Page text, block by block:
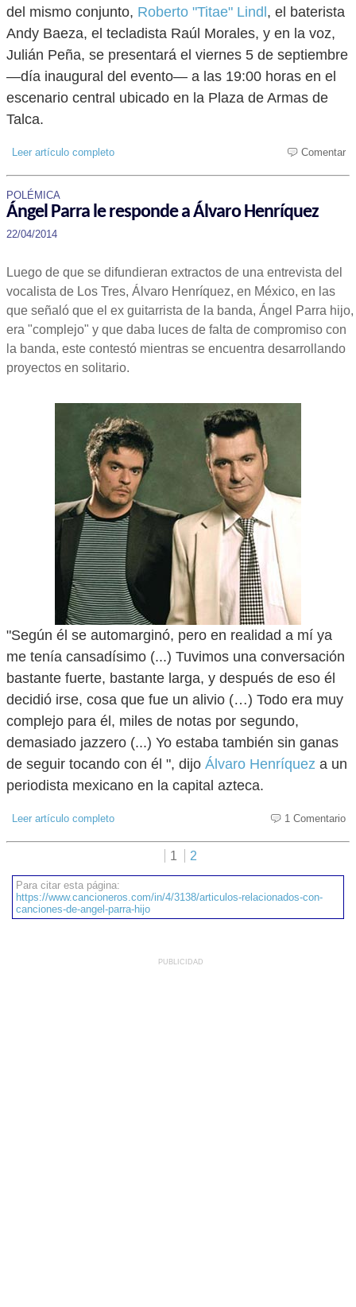
del mismo conjunto, Roberto "Titae" Lindl , el baterista
Andy Baeza, el tecladista Raúl Morales, y en la voz,
Julián Peña, se presentará el viernes 5 de septiembre
—día inaugural del evento— a las 19:00 horas en el
escenario central ubicado en la Plaza de Armas de
Talca.
Leer artículo completo Comentar
POLÉMICA
Ángel Parra le responde a Álvaro Henríquez
22/04/2014
Luego de que se difundieran extractos de una entrevista del
vocalista de Los Tres, Álvaro Henríquez, en México, en las
que señaló que el ex guitarrista de la banda, Ángel Parra hijo,
era "complejo" y que daba luces de falta de compromiso con
la banda, este contestó mientras se encuentra desarrollando
proyectos en solitario.
"Según él se automarginó, pero en realidad a mí ya
me tenía cansadísimo (...) Tuvimos una conversación
bastante fuerte, bastante larga, y después de eso él
decidió irse, cosa que fue un alivio (…) Todo era muy
complejo para él, miles de notas por segundo,
demasiado jazzero (...) Yo estaba también sin ganas
de seguir tocando con él ", dijo Álvaro Henríquez a un
periodista mexicano en la capital azteca.
Leer artículo completo 1 Comentario
1 2
Para citar esta página:
https://www.cancioneros.com/in/4/3138/articulos-relacionados-con-
canciones-de-angel-parra-hijo
PUBLICIDAD